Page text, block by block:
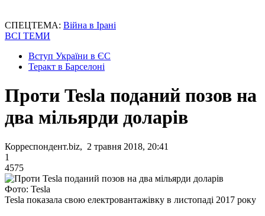
СПЕЦТЕМА: Війна в Ірані
ВСІ ТЕМИ
Вступ України в ЄС
Теракт в Барселоні
Проти Tesla поданий позов на
два мільярди доларів
Корреспондент.biz, 2 травня 2018, 20:41
1
4575
Фото: Tesla
Tesla показала свою електровантажівку в листопаді 2017 року